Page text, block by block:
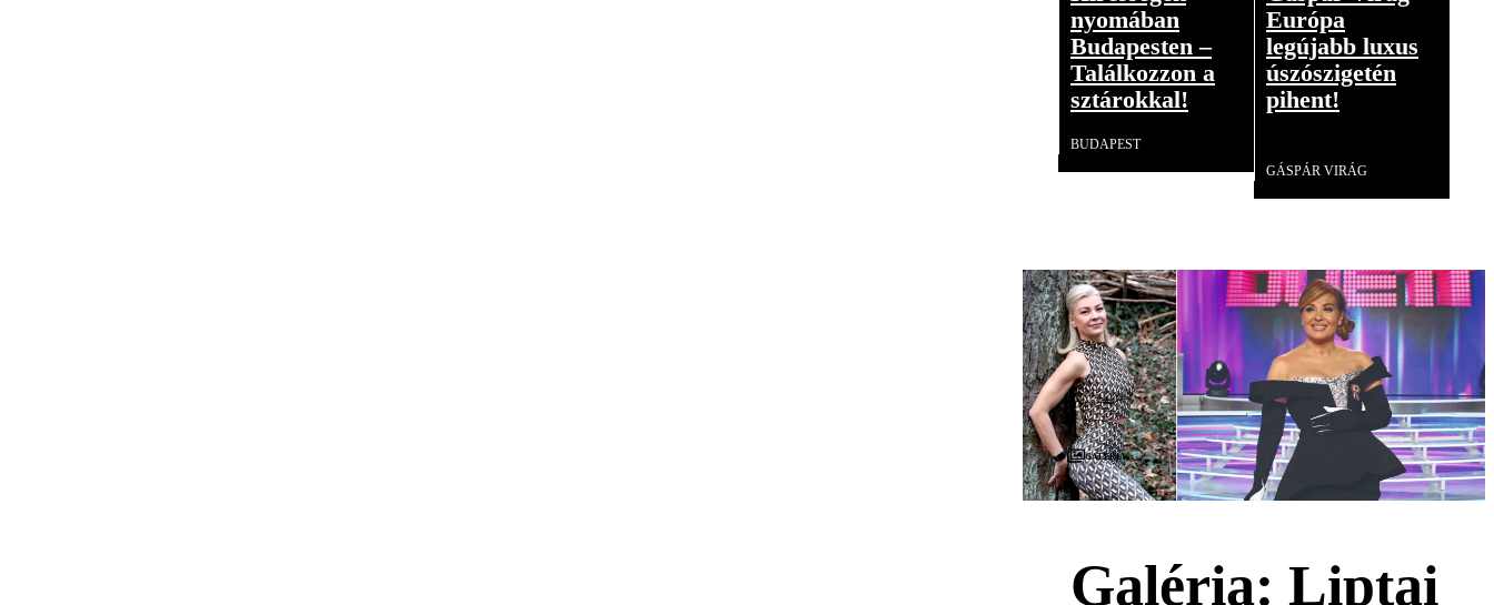
nyomában
Budapesten –
Találkozzon a
sztárokkal!
BUDAPEST
Európa
legújabb luxus
úszószigetén
pihent!
GÁSPÁR VIRÁG
Galéria
Galéria: Liptai